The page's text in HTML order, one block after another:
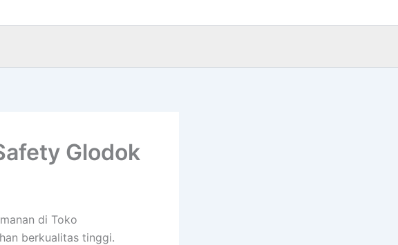
Glodok
di Toko
berkualitas tinggi.